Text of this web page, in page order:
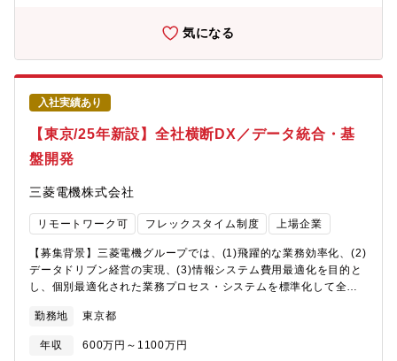
幹情報システムを整備していく事で、成功体験を実感することが
効率2倍に向け、1000以上のアイディアに基づく60の業務改革プ
内・グローバルの双方で高いシェアを持つ製品を複数扱ってい
る。そのビジネスを支える基幹情報システムを担当いただくこと
で、技術力・専門性を高めていただくことができる。
以下のニュースリリースを参照ください。＜DX・IT戦略の推進に
向けた新会社設立について（2024年11月13日広報発表）＞
https://www.mitsubishielectric.co.jp/news/2024/1113.html?
cid=rss【業務内容】経験、能力、希望を総合的に勘案して、担当
いただく職務内容・比重を決定します。(1)三菱電機グループ全体
のクラウド化戦略策定と実行(2)クラウド活用推進のための技術標
準化やベストプラクティスの確立、技術支援、クラウド人材育成
(CCoE活動)具体的に：(1)三菱電機グループ全体のクラウド化戦
略策定と実行a) マルチクラウド戦略・方針立案
（クラウド環境のあり方、包括契約取りまとめなど）(2)クラウド
活用推進のための技術標準化やベストプラクティスの確立、技術
支援、クラウド人材育成(CCoE活動)a) 事業部門向けクラウドス
支援およびベストプラクティス策定●使用言語、環境、ツール、資
格等■環境AWS、Azureプライベートクラウド環境（Vmware）ハ
イブリッドクラウド環境（オンプレミスとAWSの連携）マルチア
カウント環境■資格・知識AWS、Azure認定資格クラウドアーキテ
プロジェクト経験を積みながら、クラウド技術の専門性を高め、
気になる
入社実績あり
【東京/25年新設】全社横断DX／データ統合・基
盤開発
三菱電機株式会社
リモートワーク可 フレックスタイム制度 上場企業
【募集背景】三菱電機グループでは、(1)飛躍的な業務効率化、(2)
データドリブン経営の実現、(3)情報システム費用最適化を目的と
し、個別最適化された業務プロセス・システムを標準化して全体
す。その中で、特に重要な施策は全社のデータ統合の設計・開発
ですが、当該分野においてはまだまだ人材が不足している状況で
す。入社いただく方には、私たちの一員となり、ご自身の経験・
勤務地 東京都
年収 600万円～1100万円